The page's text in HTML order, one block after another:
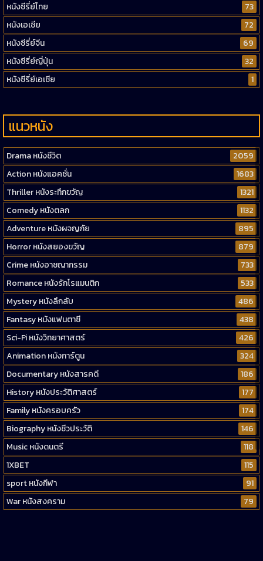
หนังซีรี่ย์ไทย
73
หนังเอเชีย
72
หนังซีรี่ย์จีน
69
หนังซีรี่ย์ญี่ปุ่น
32
หนังซีรี่ย์เอเชีย
1
แนวหนัง
Drama หนังชีวิต
2059
Action หนังแอคชั่น
1683
Thriller หนังระทึกขวัญ
1321
Comedy หนังตลก
1132
Adventure หนังผจญภัย
895
Horror หนังสยองขวัญ
879
Crime หนังอาชญากรรม
733
Romance หนังรักโรแมนติก
533
Mystery หนังลึกลับ
486
Fantasy หนังแฟนตาซี
438
Sci-Fi หนังวิทยาศาสตร์
426
Animation หนังการ์ตูน
324
Documentary หนังสารคดี
186
History หนังประวัติศาสตร์
177
Family หนังครอบครัว
174
Biography หนังชีวประวัติ
146
Music หนังดนตรี
118
1XBET
115
sport หนังกีฬา
91
War หนังสงคราม
79